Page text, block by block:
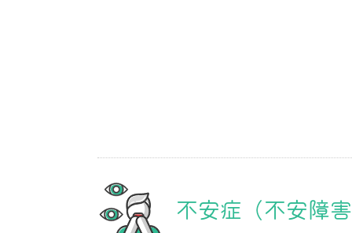
不安症（不安障